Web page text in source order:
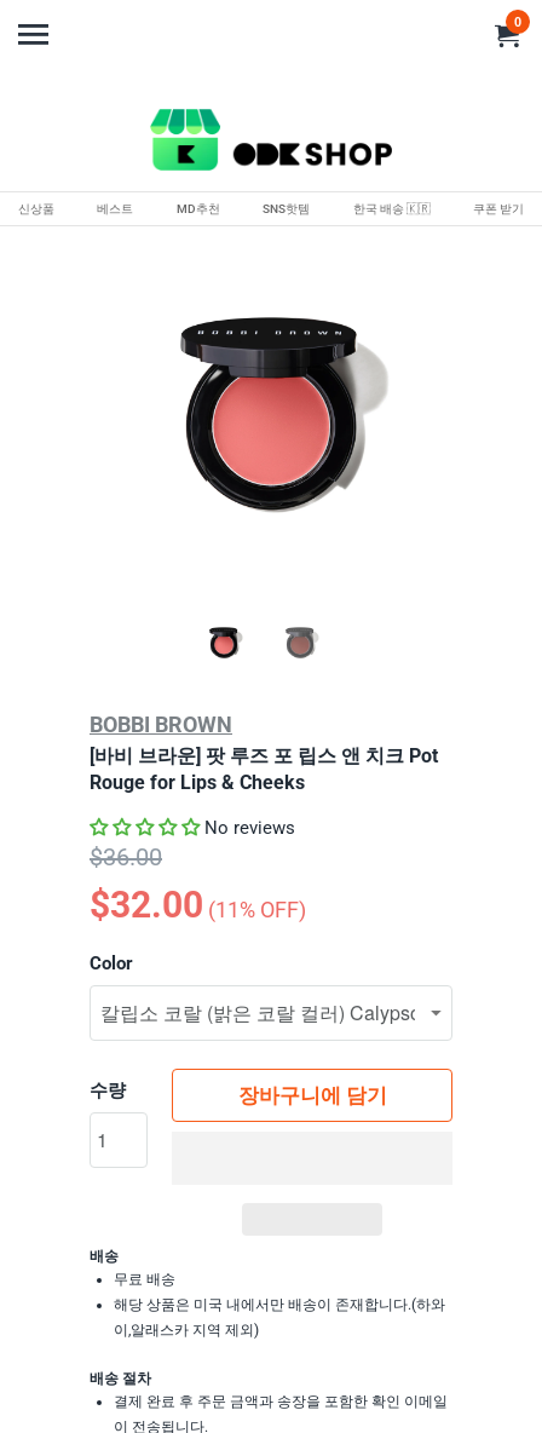
0
신상품 베스트 MD추천 SNS핫템 한국 배송 🇰🇷 쿠폰 받기
BOBBI BROWN
[바비 브라운] 팟 루즈 포 립스 앤 치크 Pot
Rouge for Lips & Cheeks
No reviews
$36.00
$32.00 (11% OFF)
Color
수량 장바구니에 담기
배송
무료 배송
해당 상품은 미국 내에서만 배송이 존재합니다.(하와
이,알래스카 지역 제외)
배송 절차
결제 완료 후 주문 금액과 송장을 포함한 확인 이메일
이 전송됩니다.